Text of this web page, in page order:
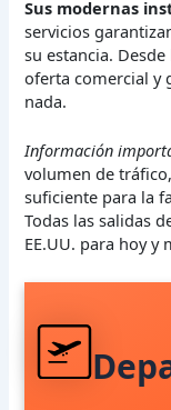
Sus modernas
servicios
su estancia.
oferta comercial y
nada.
Información
volumen de
suficiente para la
Todas las salidas
EE.UU. para hoy y